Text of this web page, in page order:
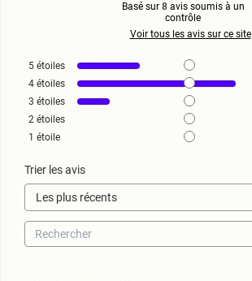
Basé sur 8 avis soumis à un
contrôle
Voir tous les avis sur ce site
5 étoiles
4 étoiles
3 étoiles
2 étoiles
1 étoile
Trier les avis